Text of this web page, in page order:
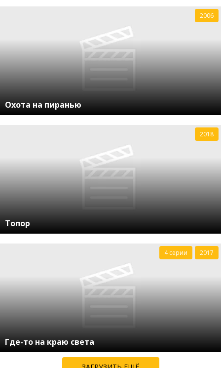
Охота на пиранью
2006
Топор
2018
Где-то на краю света
4 серии 2017